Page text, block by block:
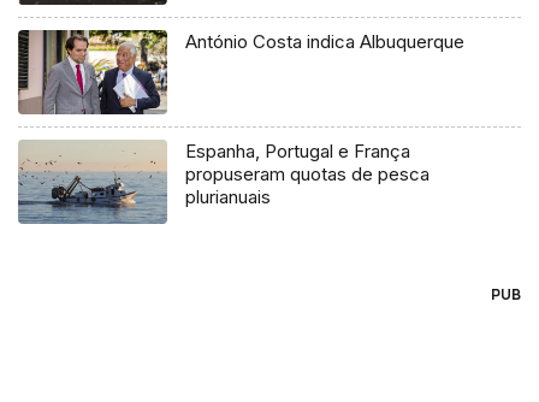
António Costa indica Albuquerque
Espanha, Portugal e França
propuseram quotas de pesca
plurianuais
PUB